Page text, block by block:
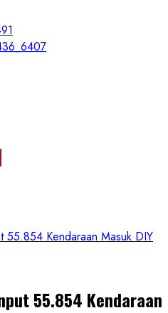
55.854 Kendaraan Masuk DIY
55.854 Kendaraan